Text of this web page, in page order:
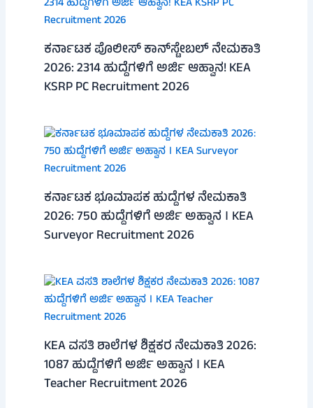
ಕರ್ನಾಟಕ ಪೊಲೀಸ್ ಕಾನ್‌ಸ್ಟೇಬಲ್ ನೇಮಕಾತಿ
2026: 2314 ಹುದ್ದೆಗಳಿಗೆ ಅರ್ಜಿ ಆಹ್ವಾನ! KEA
KSRP PC Recruitment 2026
ಕರ್ನಾಟಕ ಭೂಮಾಪಕ ಹುದ್ದೆಗಳ ನೇಮಕಾತಿ
2026: 750 ಹುದ್ದೆಗಳಿಗೆ ಅರ್ಜಿ ಅಹ್ವಾನ । KEA
Surveyor Recruitment 2026
KEA ವಸತಿ ಶಾಲೆಗಳ ಶಿಕ್ಷಕರ ನೇಮಕಾತಿ 2026:
1087 ಹುದ್ದೆಗಳಿಗೆ ಅರ್ಜಿ ಅಹ್ವಾನ । KEA
Teacher Recruitment 2026